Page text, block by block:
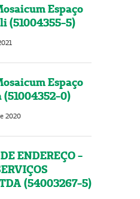
Espaço
(51004355-5)
Espaço
0)
2020
ENDEREÇO -
(54003267-5)